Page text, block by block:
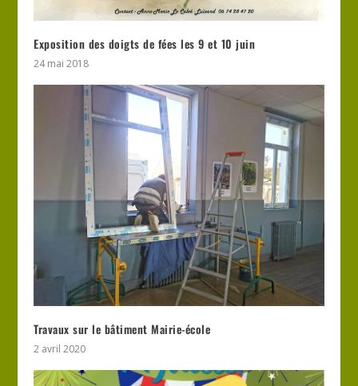
Exposition des doigts de fées les 9 et 10 juin
24 mai 2018
Travaux sur le bâtiment Mairie-école
2 avril 2020